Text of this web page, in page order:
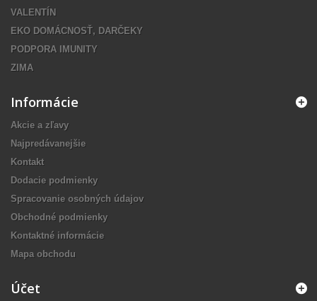
VALENTÍN
EKO DOMÁCNOSŤ, DARČEKY
PODPORA IMUNITY
ZIMA
Informácie
Akcie a zľavy
Najpredávanejšie
Kontakt
Dodacie podmienky
Spracovanie osobných údajov
Obchodné podmienky
Kontaktné informácie
Mapa obchodu
Účet